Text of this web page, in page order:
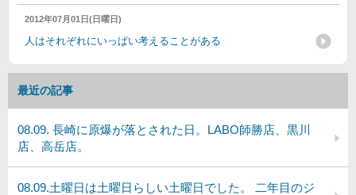
2012年07月01日(日曜日)
人はそれぞれにいっぱい考えることがある
最近の記事
08.09. 長崎に原爆が落とされた日。LABO師勝店、黒川
店、高岳店。
08.09.土曜日は土曜日らしい土曜日でした。 二年目のジ